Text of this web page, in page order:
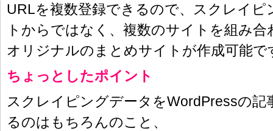
URLを複数登録できるので、スクレイピ
トからではなく、複数のサイトを組み
オリジナルのまとめサイトが作成可能で
ちょっとしたポイント
スクレイピングデータをWordPressの記
るのはもちろんのこと、